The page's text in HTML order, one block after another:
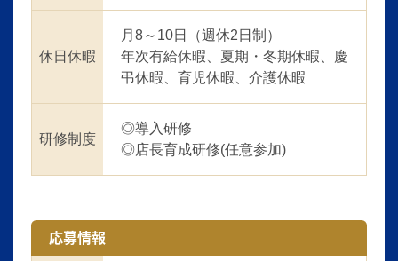
休日休暇
月8～10日（週休2日制）
年次有給休暇、夏期・冬期休暇、慶
弔休暇、育児休暇、介護休暇
研修制度
◎導入研修
◎店長育成研修(任意参加)
応募情報